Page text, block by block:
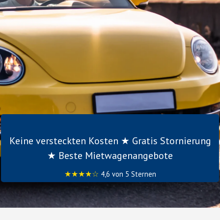
Keine versteckten Kosten ★ Gratis Stornierung
★ Beste Mietwagenangebote
★★★★☆ 4,6 von 5 Sternen